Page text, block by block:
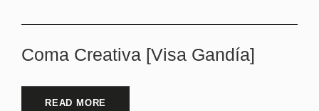
Coma Creativa [Visa Gandía]
READ MORE